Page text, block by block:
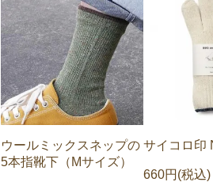
ウールミックスネップの
5本指靴下（Mサイズ）
サイコロ印
660円(税込)